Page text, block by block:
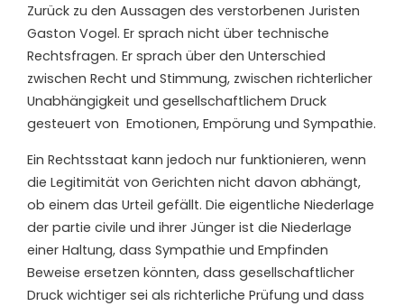
Zurück zu den Aussagen des verstorbenen Juristen
Gaston Vogel. Er sprach nicht über technische
Rechtsfragen. Er sprach über den Unterschied
zwischen Recht und Stimmung, zwischen richterlicher
Unabhängigkeit und gesellschaftlichem Druck
gesteuert von Emotionen, Empörung und Sympathie.
Ein Rechtsstaat kann jedoch nur funktionieren, wenn
die Legitimität von Gerichten nicht davon abhängt,
ob einem das Urteil gefällt. Die eigentliche Niederlage
der partie civile und ihrer Jünger ist die Niederlage
einer Haltung, dass Sympathie und Empfinden
Beweise ersetzen könnten, dass gesellschaftlicher
Druck wichtiger sei als richterliche Prüfung und dass